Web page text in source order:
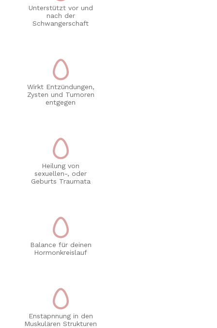
Unterstützt vor und
nach der
Schwangerschaft
Wirkt Entzündungen,
Zysten und Tumoren
entgegen
Heilung von
sexuellen-, oder
Geburts Traumata
Balance für deinen
Hormonkreislauf
Enstapnnung in den
Muskulären Strukturen